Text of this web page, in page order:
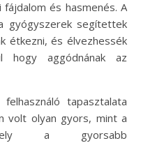
és hasmenés. A
gyógyszerek segítettek
étkezni, és élvezhessék
hogy aggódnának az
tapasztalata
volt olyan gyors, mint a
a gyorsabb